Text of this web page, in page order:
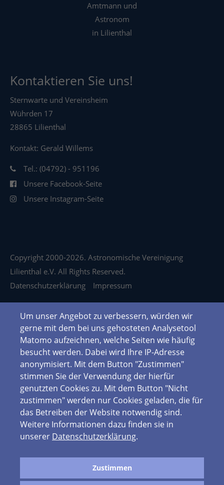
Amtmann und
Astronom
in Lilienthal
Kontaktieren Sie uns!
Sternwarte und Vereinsheim
Wührden 17
28865 Lilienthal
Kontakt: Gerald Willems
Tel.: (04792) - 951196
Unsere Facebook-Seite
Unsere Instagram-Seite
Copyright 2000-2026. Astronomische Vereinigung
Lilienthal e.V. All Rights Reserved.
Datenschutzerklärung
Impressum
Um unser Angebot zu verbessern, würden wir
gerne mit dem bei uns gehosteten Analysetool
Matomo aufzeichnen, welche Seiten wie häufig
besucht werden. Dabei wird Ihre IP-Adresse
anonymisiert. Mit dem Button "Zustimmen"
stimmen Sie der Verwendung der hierfür
genutzten Cookies zu. Mit dem Button "Nicht
zustimmen" werden nur Cookies geladen, die für
das Betreiben der Website notwendig sind.
Weitere Informationen dazu finden sie in
unserer Datenschutzerklärung.
Zustimmen